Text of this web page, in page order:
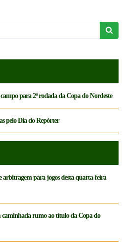
para 2ª rodada da Copa do Nordeste
pelo Dia do Repórter
arbitragem para jogos desta quarta-feira
caminhada rumo ao título da Copa do